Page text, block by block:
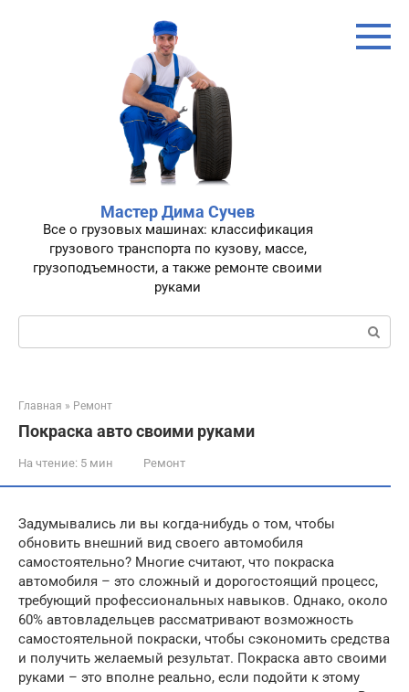
Мастер Дима Сучев
Все о грузовых машинах: классификация
грузового транспорта по кузову, массе,
грузоподъемности, а также ремонте своими
руками
Поиск:
Главная » Ремонт
Покраска авто своими руками
На чтение: 5 мин Ремонт
Задумывались ли вы когда-нибудь о том, чтобы
обновить внешний вид своего автомобиля
самостоятельно? Многие считают, что покраска
автомобиля – это сложный и дорогостоящий процесс,
требующий профессиональных навыков. Однако, около
60% автовладельцев рассматривают возможность
самостоятельной покраски, чтобы сэкономить средства
и получить желаемый результат. Покраска авто своими
руками – это вполне реально, если подойти к этому